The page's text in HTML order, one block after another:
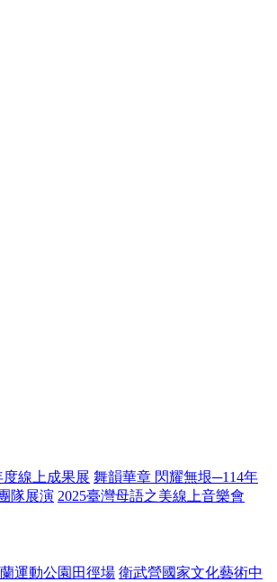
度線上成果展 舞韻華章 閃耀無垠─114年
隊展演 2025臺灣母語之美線上音樂會
運動公園田徑場 衛武營國家文化藝術中